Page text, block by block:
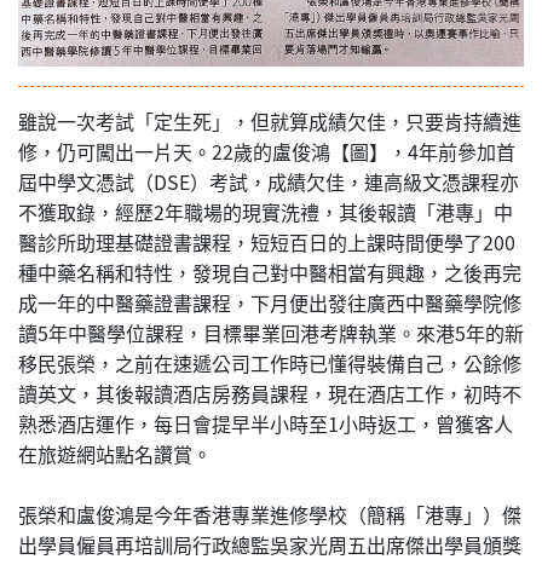
雖說一次考試「定生死」，但就算成績欠佳，只要肯持續進
修，仍可闖出一片天。22歲的盧俊鴻【圖】，4年前參加首
屆中學文憑試（DSE）考試，成績欠佳，連高級文憑課程亦
不獲取錄，經歷2年職場的現實洗禮，其後報讀「港專」中
醫診所助理基礎證書課程，短短百日的上課時間便學了200
種中藥名稱和特性，發現自己對中醫相當有興趣，之後再完
成一年的中醫藥證書課程，下月便出發往廣西中醫藥學院修
讀5年中醫學位課程，目標畢業回港考牌執業。來港5年的新
移民張榮，之前在速遞公司工作時已懂得裝備自己，公餘修
讀英文，其後報讀酒店房務員課程，現在酒店工作，初時不
熟悉酒店運作，每日會提早半小時至1小時返工，曾獲客人
在旅遊網站點名讚賞。
張榮和盧俊鴻是今年香港專業進修學校（簡稱「港專」）傑
出學員僱員再培訓局行政總監吳家光周五出席傑出學員頒獎